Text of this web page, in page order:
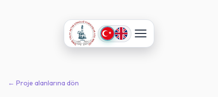
← Proje alanlarına dön